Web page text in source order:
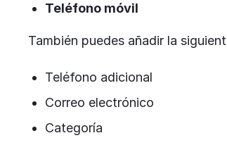
Teléfono móvil
También puedes añadir la
Teléfono adicional
Correo electrónico
Categoría